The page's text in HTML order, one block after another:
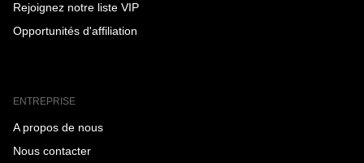
Rejoignez notre liste VIP
Opportunités d'affiliation
ENTREPRISE
A propos de nous
Nous contacter